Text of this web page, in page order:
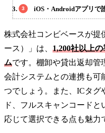
iOS・Androidアプリで
株式会社コンビベースが提
ース）」は、 1,200社以上
ムです。棚卸や貸出返却管
会計システムとの連携も可
つでしょう。また、ICタグ
ド、フルスキャンコード
応じて選択できる点も魅力